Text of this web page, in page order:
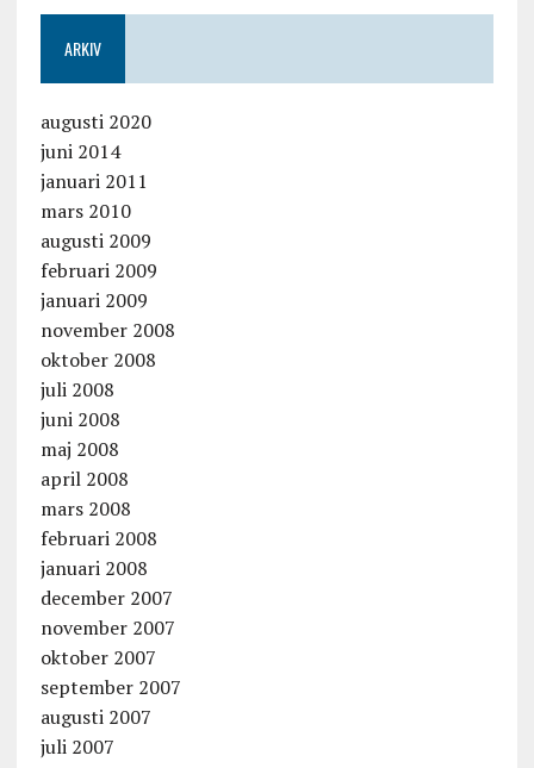
ARKIV
augusti 2020
juni 2014
januari 2011
mars 2010
augusti 2009
februari 2009
januari 2009
november 2008
oktober 2008
juli 2008
juni 2008
maj 2008
april 2008
mars 2008
februari 2008
januari 2008
december 2007
november 2007
oktober 2007
september 2007
augusti 2007
juli 2007